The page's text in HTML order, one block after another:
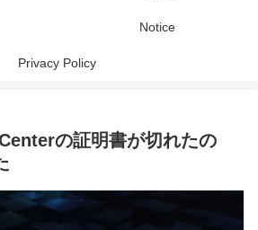
Notice
Privacy Policy
の証明書が切れたの